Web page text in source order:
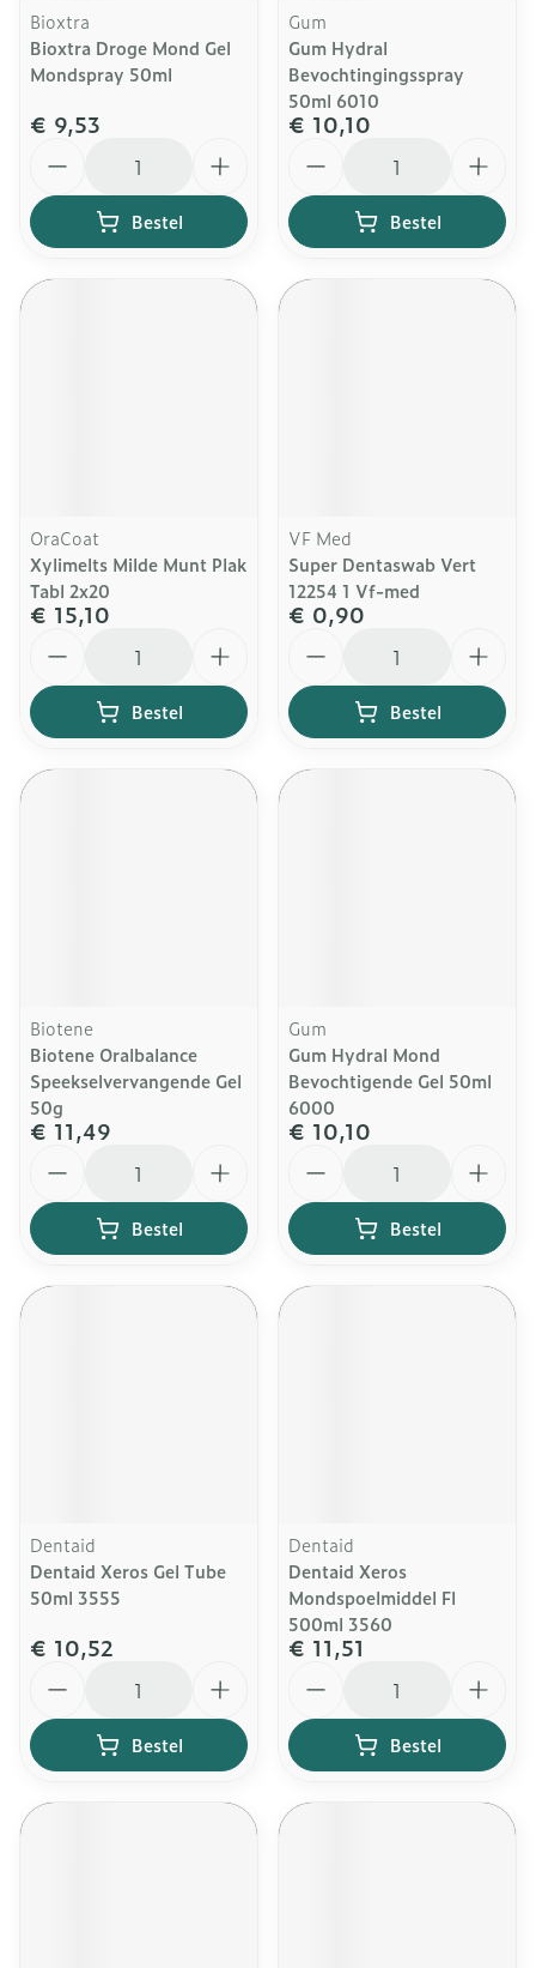
Bioxtra
Bioxtra Droge Mond Gel
Mondspray 50ml
€ 9,53
Bestel
Gum
Gum Hydral
Bevochtingingsspray
50ml 6010
€ 10,10
Bestel
OraCoat
Xylimelts Milde Munt Plak
Tabl 2x20
€ 15,10
Bestel
VF Med
Super Dentaswab Vert
12254 1 Vf-med
€ 0,90
Bestel
Biotene
Biotene Oralbalance
Speekselvervangende Gel
50g
€ 11,49
Bestel
Gum
Gum Hydral Mond
Bevochtigende Gel 50ml
6000
€ 10,10
Bestel
Dentaid
Dentaid Xeros Gel Tube
50ml 3555
€ 10,52
Bestel
Dentaid
Dentaid Xeros
Mondspoelmiddel Fl
500ml 3560
€ 11,51
Bestel